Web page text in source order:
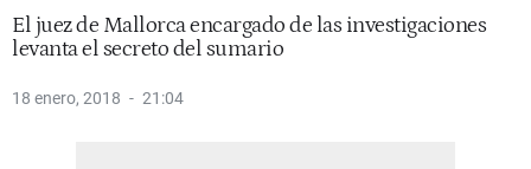
El juez de Mallorca encargado de las investigaciones
levanta el secreto del sumario
18 enero, 2018 21:04